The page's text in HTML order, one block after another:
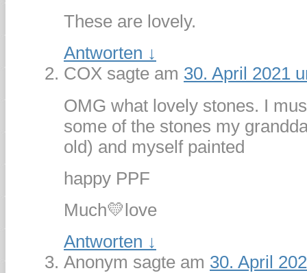
These are lovely.
Antworten ↓
COX sagte am 30. April 2021
OMG what lovely stones. I
some of the stones my
old) and myself painted
happy PPF
Much💛love
Antworten ↓
Anonym sagte am 30. April